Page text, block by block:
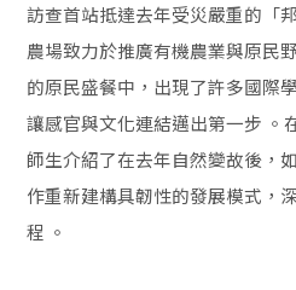
訪查首站抵達去年受災嚴重的「
農場致力於推廣有機農業與原民
的原民盛餐中，出現了許多國際
讓感官與文化連結邁出第一步 。
師生介紹了在去年自然變故後，
作重新建構具韌性的發展模式，
程 。